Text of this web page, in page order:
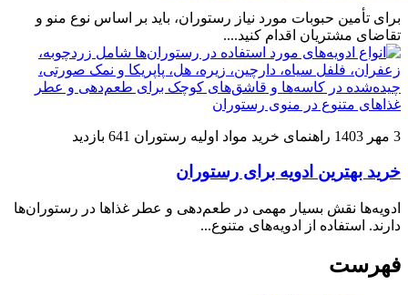
برای تأمین حبوبات مورد نیاز رستوران، باید بر اساس نوع منو و
تقاضای مشتریان اقدام کنید....
3 مهر 1403 راهنمای خرید مواد اولیه رستوران 641 بازدید
خرید بهترین ادویه‌ برای رستوران
ادویه‌ها نقش بسیار مهمی در طعم‌دهی و عطر غذاها در رستوران‌ها
دارند. استفاده از ادویه‌های متنوع...
فهرست